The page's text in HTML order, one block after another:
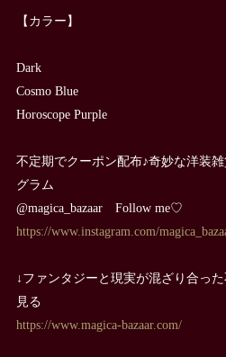
【カラー】
Dark
Cosmo Blue
Horoscope Purple
不定期でクーポン配布♪奇妙な洋装雑
グラム
@magica_bazaar Follow me♡
https://www.instagram.com/
↓ファンタジーと現実が混ざり合っ
見る
https://www.magica-bazaar.com/